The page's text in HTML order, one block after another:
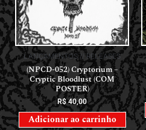
LANÇAMENTOS // RELEASES
(NPCD-052) Cryptorium –
Cryptic Bloodlust (COM
POSTER)
R$40,00
Adicionar ao carrinho